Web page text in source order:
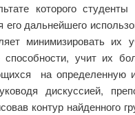
которого
его дальнейшего
минимизировать
способности, учит их
на определенную
дискуссией,
контур найденного